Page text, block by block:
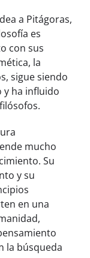
a Pitágoras,
es
con sus
la
sigue siendo
ha influido
mucho
Su
y su
en una
la búsqueda